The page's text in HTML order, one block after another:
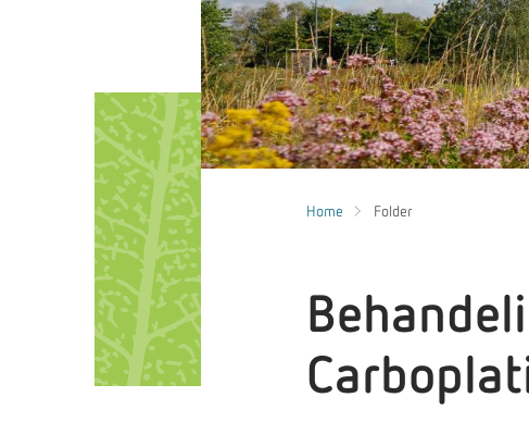
Home Folder